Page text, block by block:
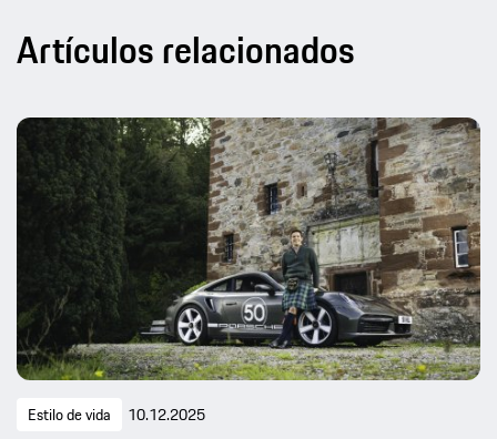
Artículos relacionados
Estilo de vida 10.12.2025